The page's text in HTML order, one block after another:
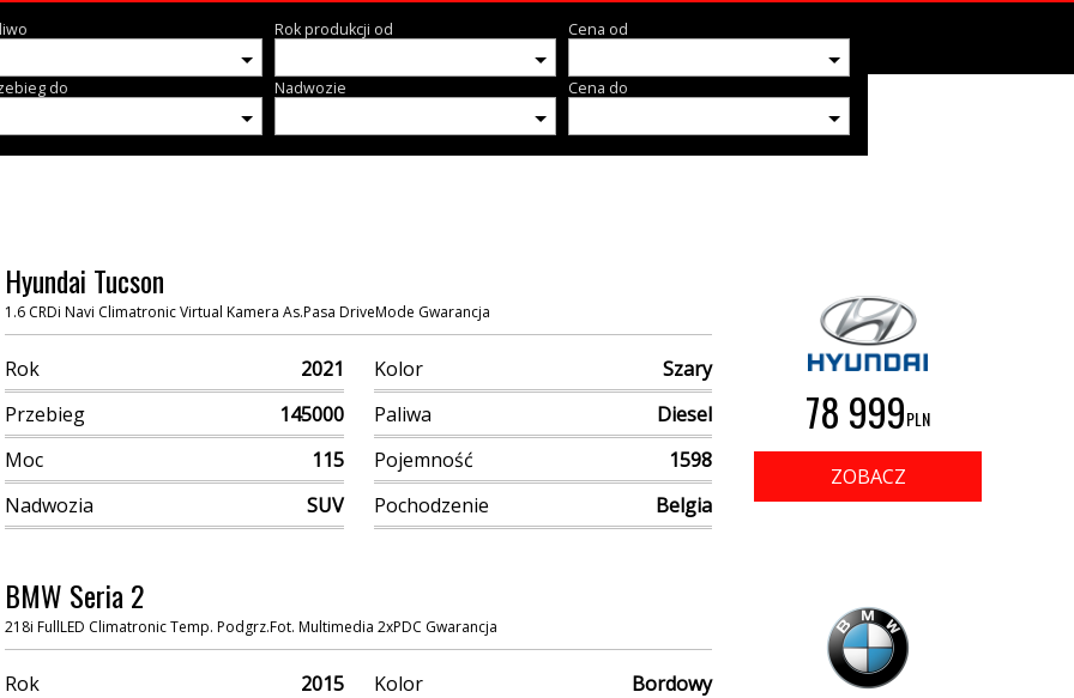
Rok produkcji od Cena od
do Nadwozie Cena do
Hyundai Tucson
1.6 CRDi Navi Climatronic Virtual Kamera As.Pasa DriveMode Gwarancja
Rok 2021 Kolor
Szary
Przebieg
145000 Paliwa
Diesel
Moc
115 Pojemność
1598
Nadwozia
SUV Pochodzenie Belgia
78 999PLN
ZOBACZ
BMW Seria 2
218i FullLED Climatronic Temp. Podgrz.Fot. Multimedia 2xPDC Gwarancja
Rok 2015 Kolor
Bordowy